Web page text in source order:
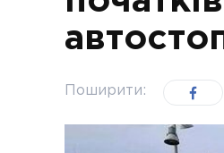
Поширити: